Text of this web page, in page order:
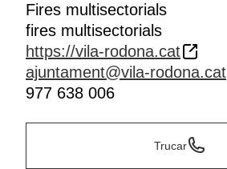
Fires multisectorials
fires multisectorials
https://vila-rodona.cat
ajuntament@vila-rodona.cat
977 638 006
Trucar